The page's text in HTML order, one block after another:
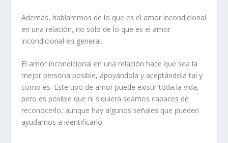
Además, hablaremos de lo que es el amor incondicional
en una relación, no sólo de lo que es el amor
incondicional en general.
El amor incondicional en una relación hace que sea la
mejor persona posible, apoyándola y aceptándola tal y
como es. Este tipo de amor puede existir toda la vida,
pero es posible que ni siquiera seamos capaces de
reconocerlo, aunque hay algunos señales que pueden
ayudarnos a identificarlo.